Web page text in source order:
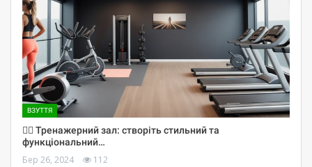
ВЗУТТЯ
🏋️‍♀️ Тренажерний зал: створіть стильний та
функціональний…
Бер 26, 2024 112